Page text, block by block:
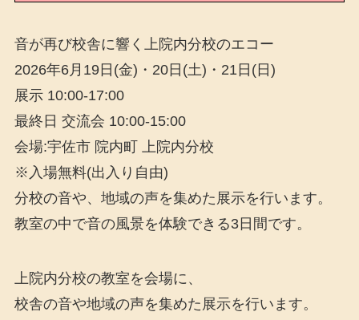
音が再び校舎に響く上院内分校のエコー
2026年6月19日(金)・20日(土)・21日(日)
展示 10:00-17:00
最終日 交流会 10:00-15:00
会場:宇佐市 院内町 上院内分校
※入場無料(出入り自由)
分校の音や、地域の声を集めた展示を行います。
教室の中で音の風景を体験できる3日間です。
上院内分校の教室を会場に、
校舎の音や地域の声を集めた展示を行います。